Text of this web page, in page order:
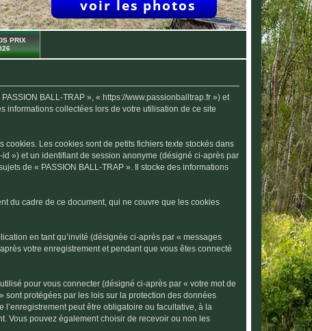
PRIX
BALL-TRAP », « https://www.passionballtrap.fr ») et
informations collectées lors de votre utilisation de ce site
Les cookies sont de petits fichiers texte stockés dans
») et un identifiant de session anonyme (désigné ci-après par
de « PASSION BALL-TRAP ». Il stocke des informations
du cadre de ce document, qui ne couvre que les cookies
en tant qu’invité (désignée ci-après par « messages
votre enregistrement et pendant que vous êtes connecté
pour vous connecter (désigné ci-après par « votre mot de
sont protégées par les lois sur la protection des données
peut être obligatoire ou facultative, à la
Vous pouvez également choisir de recevoir ou non les